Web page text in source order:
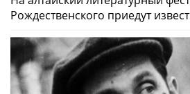
Рождественского приедут